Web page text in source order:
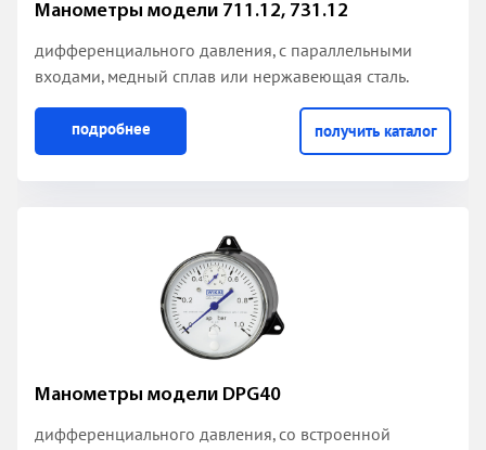
Манометры модели 711.12, 731.12
дифференциального давления, с параллельными
входами, медный сплав или нержавеющая сталь.
подробнее получить каталог
Манометры модели DPG40
дифференциального давления, со встроенной